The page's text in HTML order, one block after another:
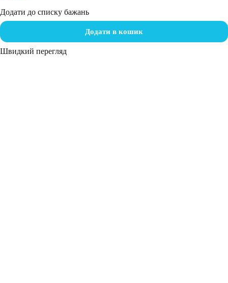
Додати до списку бажань
Додати в кошик
Швидкий перегляд